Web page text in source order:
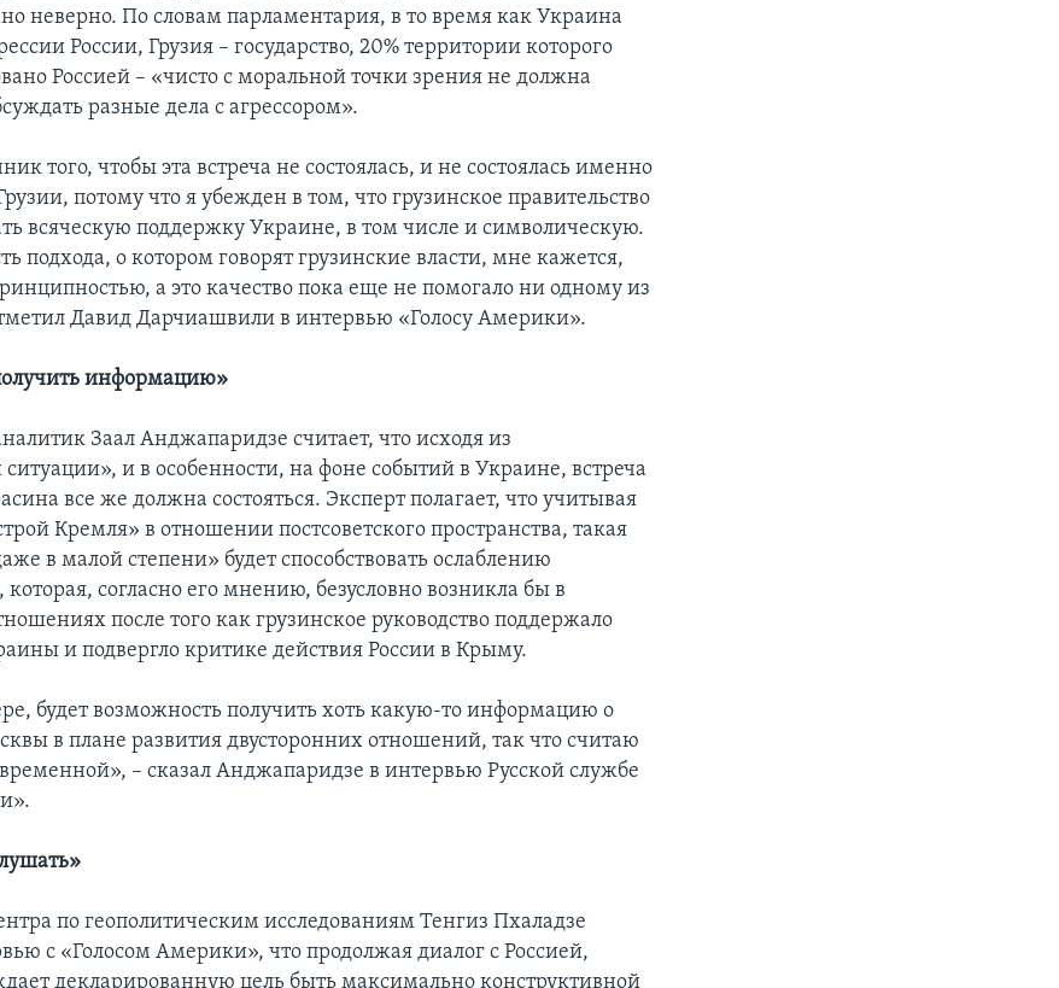
неверно. По словам парламентария, в то время как Украина
России, Грузия – государство, 20% территории которого
Россией – «чисто с моральной точки зрения не должна
разные дела с агрессором».
того, чтобы эта встреча не состоялась, и не состоялась именно
потому что я убежден в том, что грузинское правительство
всяческую поддержку Украине, в том числе и символическую.
подхода, о котором говорят грузинские власти, мне кажется,
а это качество пока еще не помогало ни одному из
Давид Дарчиашвили в интервью «Голосу Америки».
информацию»
Заал Анджапаридзе считает, что исходя из
и в особенности, на фоне событий в Украине, встреча
все же должна состояться. Эксперт полагает, что учитывая
Кремля» в отношении постсоветского пространства, такая
в малой степени» будет способствовать ослаблению
согласно его мнению, безусловно возникла бы в
после того как грузинское руководство поддержало
и подвергло критике действия России в Крыму.
будет возможность получить хоть какую-то информацию о
в плане развития двусторонних отношений, так что считаю
– сказал Анджапаридзе в интервью Русской службе
по геополитическим исследованиям Тенгиз Пхаладзе
с «Голосом Америки», что продолжая диалог с Россией,
декларированную цель быть максимально конструктивной